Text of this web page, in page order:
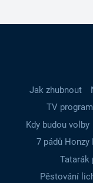
Jak zhubnout
TV program
Kdy budou volby
7 pádů Honzy
Tatarák
Pěstování